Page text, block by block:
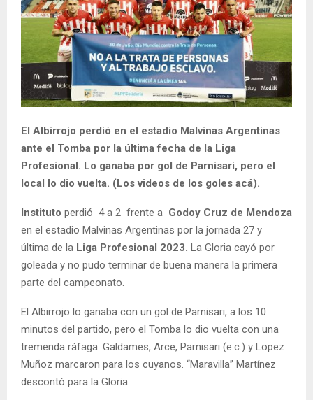
El Albirrojo perdió en el estadio Malvinas Argentinas
ante el Tomba por la última fecha de la Liga
Profesional. Lo ganaba por gol de Parnisari, pero el
local lo dio vuelta. (Los videos de los goles acá).
Instituto perdió 4 a 2 frente a Godoy Cruz de Mendoza
en el estadio Malvinas Argentinas por la jornada 27 y
última de la Liga Profesional 2023. La Gloria cayó por
goleada y no pudo terminar de buena manera la primera
parte del campeonato.
El Albirrojo lo ganaba con un gol de Parnisari, a los 10
minutos del partido, pero el Tomba lo dio vuelta con una
tremenda ráfaga. Galdames, Arce, Parnisari (e.c.) y Lopez
Muñoz marcaron para los cuyanos. “Maravilla” Martínez
descontó para la Gloria.